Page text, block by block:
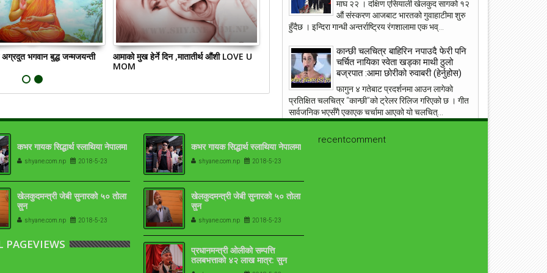
भगवान बुद्ध जन्मजयन्ती
आमाको मुख हेर्ने दिन ,मातातीर्थ औंशी LOVE U
MOM
धुमधाम मनाईंदै क्रिसमस पर्व टेलिकमको छुट र बोनस
माघ २२ । दक्षिण एसियाली खेलकुद सागको १२
औं संस्करण आजबाट भारतको गुवाहाटीमा शुरु
हुँदैछ । इन्दिरा गान्धी अन्तर्राष्ट्रिय रंगशालामा एक भव्...
कान्छी चलचित्र बाहिरिन नपाउदै फेरी पनि
चर्चित नायिका स्वेता खड्का माथी ठुलो
बज्रपात :आमा छोरीको रुवाबरी (हेर्नुहोस)
फागुन ४ गतेबाट प्रदर्शनमा आउन लागेको
प्रतिक्षित चलचित्र “कान्छी”को ट्रेलर रिलिज गरिएको छ । गीत
सार्वजनिक भएसँगै एकाएक चर्चामा आएको यो चलचित्...
जति मेहनत गरेपनि धन कमाउन सक्नुभएको छैन? मजाले
पैसा कमाउन यो तान्त्रिक विधि अपनाउनुस्
ब्राह्लेस सेलिब्रिटी सेलिब्रिज का लागि उनको ब्रा छोड़ने बस्त्र
कभर गायक सिद्धार्थ स्लाथिया नेपालमा
shyane.com.np 2018-5-23
खेलकुदमन्त्री जेबी सुनारको ५० तोला
सुन
shyane.com.np 2018-5-23
PAGEVIEWS
कभर गायक सिद्धार्थ स्लाथिया नेपालमा
shyane.com.np 2018-5-23
खेलकुदमन्त्री जेबी सुनारको ५० तोला
सुन
shyane.com.np 2018-5-23
प्रधानमन्त्री ओलीको सम्पत्ति
तलबभत्ताको ४२ लाख मात्र: सुन
१७-१८ तोला
recentcomment